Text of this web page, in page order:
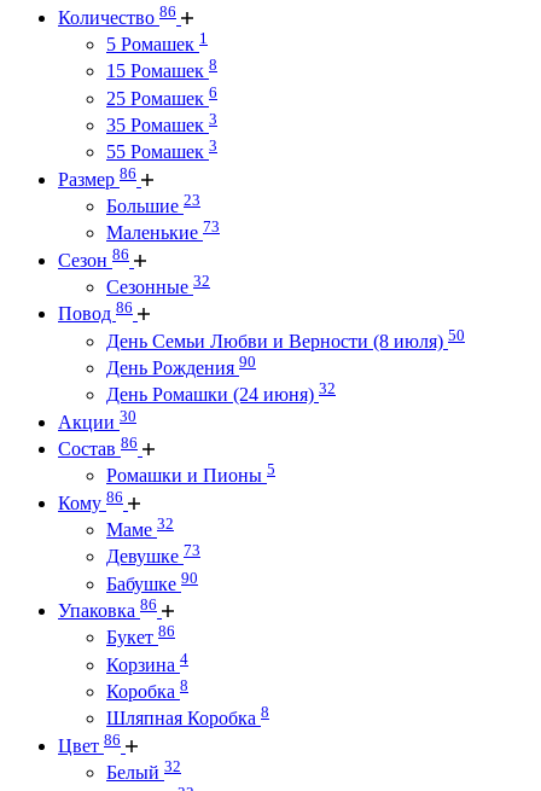
Количество 86
5 Ромашек 1
15 Ромашек 8
25 Ромашек 6
35 Ромашек 3
55 Ромашек 3
Размер 86
Большие 23
Маленькие 73
Сезон 86
Сезонные 32
Повод 86
День Семьи Любви и Верности (8 июля) 50
День Рождения 90
День Ромашки (24 июня) 32
Акции 30
Состав 86
Ромашки и Пионы 5
Кому 86
Маме 32
Девушке 73
Бабушке 90
Упаковка 86
Букет 86
Корзина 4
Коробка 8
Шляпная Коробка 8
Цвет 86
Белый 32